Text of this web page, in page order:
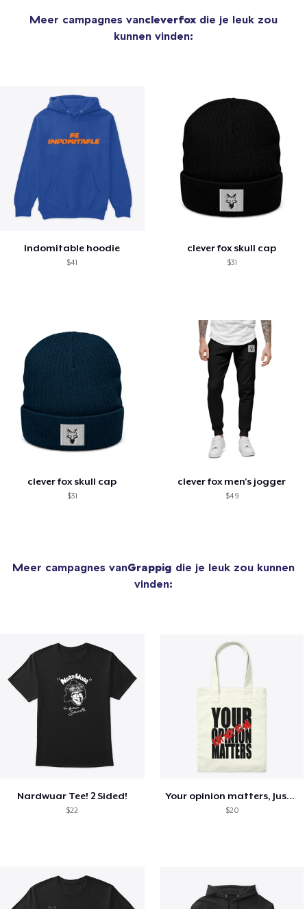
Meer campagnes vancleverfox die je leuk zou
kunnen vinden:
Indomitable hoodie
$41
clever fox skull cap
$31
clever fox skull cap
$31
clever fox men's jogger
$49
Meer campagnes vanGrappig die je leuk zou kunnen
vinden:
Nardwuar Tee! 2 Sided!
$22
Your opinion matters, Just not to me!
$20